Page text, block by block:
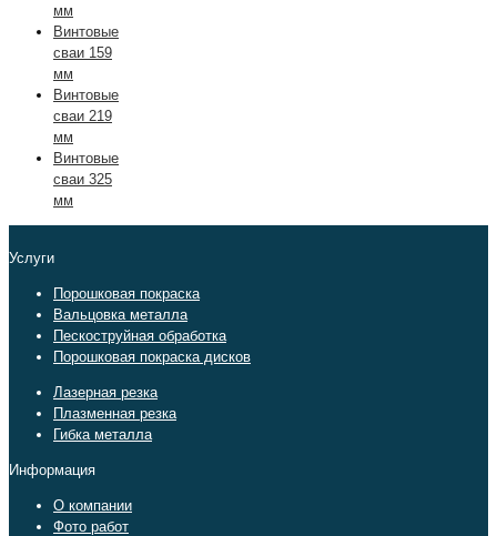
мм
Винтовые
сваи 159
мм
Винтовые
сваи 219
мм
Винтовые
сваи 325
мм
Услуги
Порошковая покраска
Вальцовка металла
Пескоструйная обработка
Порошковая покраска дисков
Лазерная резка
Плазменная резка
Гибка металла
Информация
О компании
Фото работ